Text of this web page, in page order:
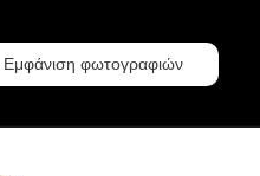
Εμφάνιση φωτογραφιών